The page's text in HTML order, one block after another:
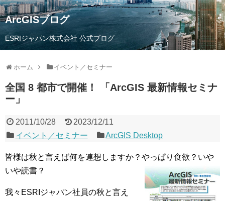
ArcGISブログ
ESRIジャパン株式会社 公式ブログ
ホーム イベント／セミナー
全国 8 都市で開催！ 「ArcGIS 最新情報セミナ
ー」
2011/10/28
2023/12/11
イベント／セミナー
ArcGIS Desktop
皆様は秋と言えば何を連想しますか？やっぱり食欲？いや
いや読書？
我々ESRIジャパン社員の秋と言え